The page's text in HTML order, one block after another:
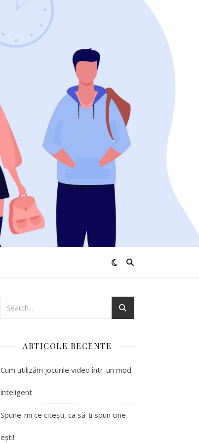
ARTICOLE RECENTE
Cum utilizăm jocurile video într-un mod
inteligent
Spune-mi ce citești, ca să-ți spun cine
ești!